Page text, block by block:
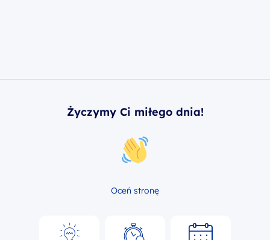
Życzymy Ci miłego dnia!
Oceń stronę